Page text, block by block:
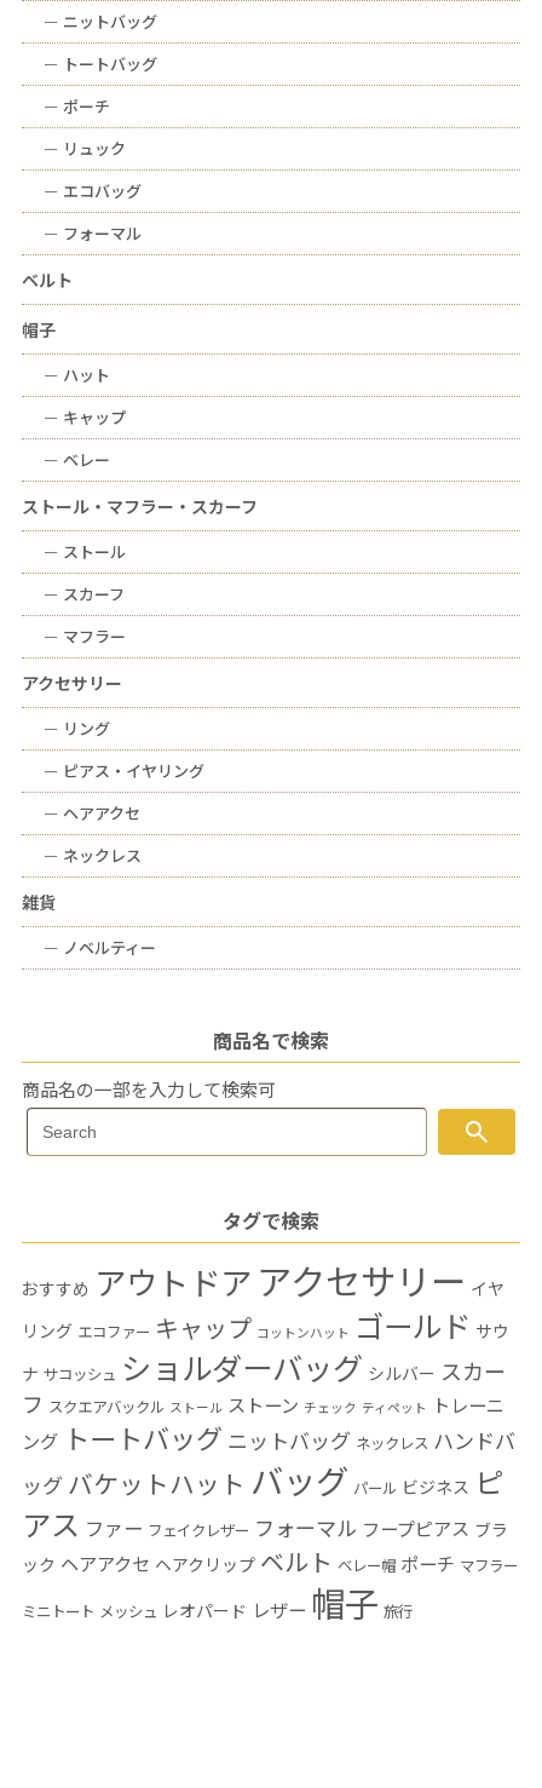
ー ニットバッグ
ー トートバッグ
ー ポーチ
ー リュック
ー エコバッグ
ー フォーマル
ベルト
帽子
ー ハット
ー キャップ
ー ベレー
ストール・マフラー・スカーフ
ー ストール
ー スカーフ
ー マフラー
アクセサリー
ー リング
ー ピアス・イヤリング
ー ヘアアクセ
ー ネックレス
雑貨
ー ノベルティー
商品名で検索
商品名の一部を入力して検索可
Search
for:
search
タグで検索
おすすめ アウトドア アクセサリー イヤ
リング エコファー キャップ コットンハット ゴールド サウ
ナ サコッシュ ショルダーバッグ シルバー スカー
フ スクエアバックル ストール ストーン チェック ティペット
トレーニ
ング トートバッグ ニットバッグ ネックレス ハンドバ
ッグ バケットハット バッグ パール ビジネス ピ
アス ファー フェイクレザー フォーマル フープピアス ブラ
ック ヘアアクセ ヘアクリップ ベルト ベレー帽 ポーチ マフラー
ミニトート メッシュ レオパード レザー 帽子 旅行